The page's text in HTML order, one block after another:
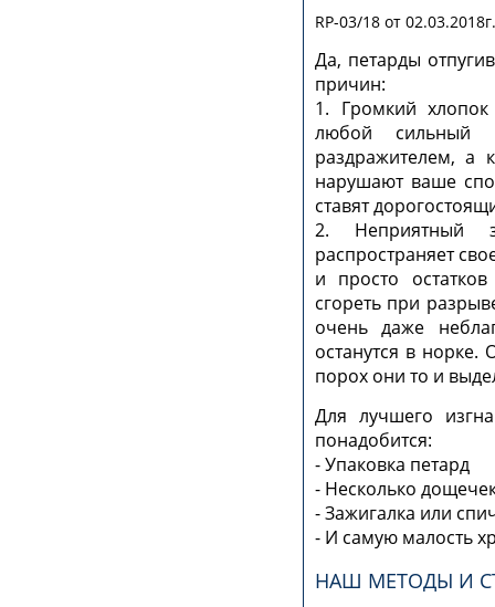
RP-03/18 от 02.03.2018г.
Да, петарды
причин:
1. Громкий
любой сильный
раздражителем, а
нарушают ваше
ставят
2. Неприятный
распространяет
и просто
сгореть при
очень даже
останутся в норке.
порох они то и
Для лучшего
понадобится:
- Упаковка петард
- Несколько
- Зажигалка или
- И самую малость
НАШ МЕТОДЫ И